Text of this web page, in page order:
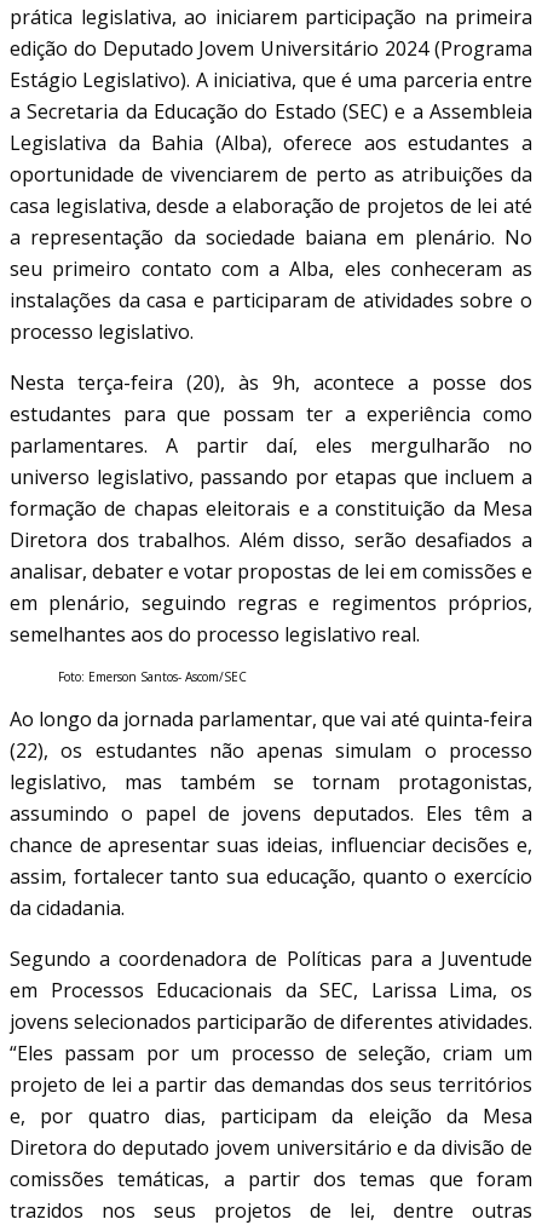
prática legislativa, ao iniciarem participação na primeira
edição do Deputado Jovem Universitário 2024 (Programa
Estágio Legislativo). A iniciativa, que é uma parceria entre
a Secretaria da Educação do Estado (SEC) e a Assembleia
Legislativa da Bahia (Alba), oferece aos estudantes a
oportunidade de vivenciarem de perto as atribuições da
casa legislativa, desde a elaboração de projetos de lei até
a representação da sociedade baiana em plenário. No
seu primeiro contato com a Alba, eles conheceram as
instalações da casa e participaram de atividades sobre o
processo legislativo.
Nesta terça-feira (20), às 9h, acontece a posse dos
estudantes para que possam ter a experiência como
parlamentares. A partir daí, eles mergulharão no
universo legislativo, passando por etapas que incluem a
formação de chapas eleitorais e a constituição da Mesa
Diretora dos trabalhos. Além disso, serão desafiados a
analisar, debater e votar propostas de lei em comissões e
em plenário, seguindo regras e regimentos próprios,
semelhantes aos do processo legislativo real.
Foto: Emerson Santos- Ascom/SEC
Ao longo da jornada parlamentar, que vai até quinta-feira
(22), os estudantes não apenas simulam o processo
legislativo, mas também se tornam protagonistas,
assumindo o papel de jovens deputados. Eles têm a
chance de apresentar suas ideias, influenciar decisões e,
assim, fortalecer tanto sua educação, quanto o exercício
da cidadania.
Segundo a coordenadora de Políticas para a Juventude
em Processos Educacionais da SEC, Larissa Lima, os
jovens selecionados participarão de diferentes atividades.
“Eles passam por um processo de seleção, criam um
projeto de lei a partir das demandas dos seus territórios
e, por quatro dias, participam da eleição da Mesa
Diretora do deputado jovem universitário e da divisão de
comissões temáticas, a partir dos temas que foram
trazidos nos seus projetos de lei, dentre outras